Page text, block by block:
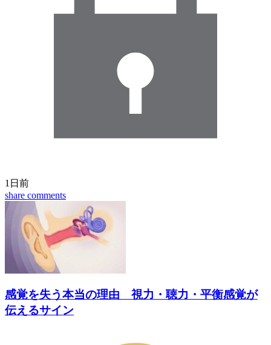
1日前
share comments
感覚を失う本当の理由 視力・聴力・平衡感覚が
伝えるサイン